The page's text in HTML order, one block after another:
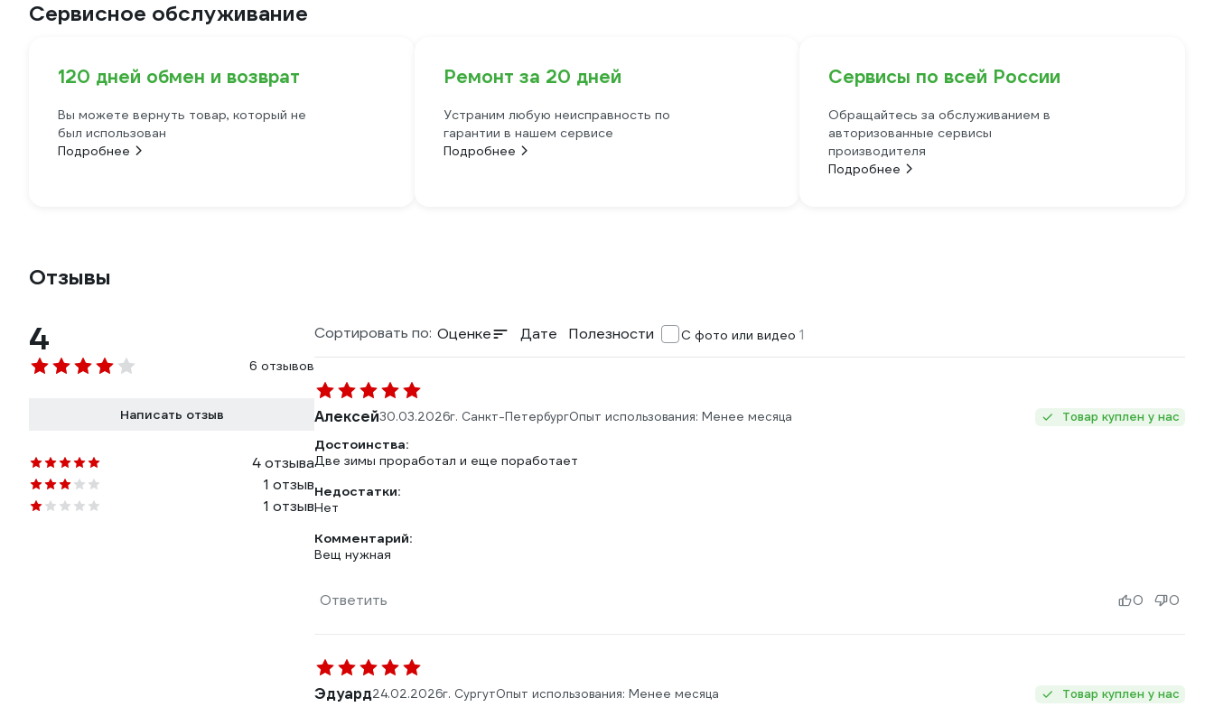
Сервисное обслуживание
120 дней обмен и возврат
Вы можете вернуть товар, который не
был использован
Подробнее
Ремонт за 20 дней
Устраним любую неисправность по
гарантии в нашем сервисе
Подробнее
Сервисы по всей России
Обращайтесь за обслуживанием в
авторизованные сервисы
производителя
Подробнее
Отзывы
4
6 отзывов
Написать отзыв
4 отзыва
1 отзыв
1 отзыв
Сортировать по: Оценке Дате Полезности С фото или видео 1
Алексей30.03.2026г. Санкт-ПетербургОпыт использования: Менее месяца Товар куплен у нас
Достоинства:
Две зимы проработал и еще поработает
Недостатки:
Нет
Комментарий:
Вещ нужная
Ответить 0 0
Эдуард24.02.2026г. СургутОпыт использования: Менее месяца Товар куплен у нас